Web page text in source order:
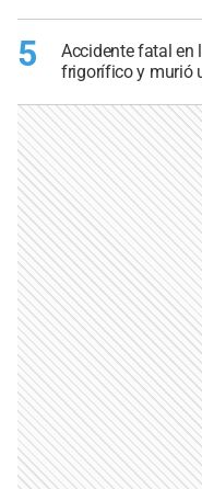
5
Accidente fatal en
frigorífico y murió